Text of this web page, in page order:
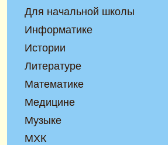
Для начальной школы
Информатике
Истории
Литературе
Математике
Медицине
Музыке
МХК